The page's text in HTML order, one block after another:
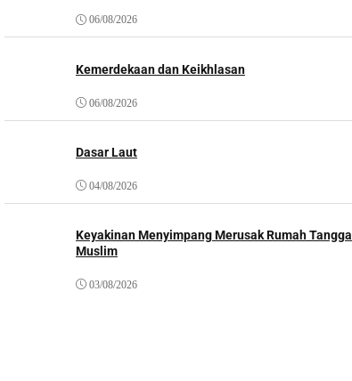
06/08/2026
Kemerdekaan dan Keikhlasan
06/08/2026
Dasar Laut
04/08/2026
Keyakinan Menyimpang Merusak Rumah Tangga
Muslim
03/08/2026